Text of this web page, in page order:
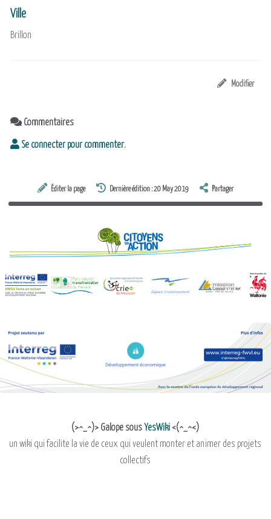
Ville
Brillon
Modifier
Commentaires
Se connecter pour commenter.
Éditer la page Dernière édition : 20 May 2019 Partager
(>^_^)> Galope sous YesWiki <(^_^<)
un wiki qui facilite la vie de ceux qui veulent monter et animer des projets
collectifs